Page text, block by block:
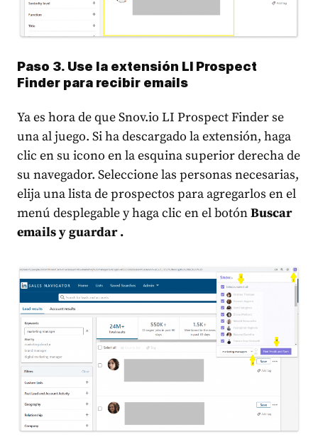
Paso 3. Use la extensión LI Prospect
Finder para recibir emails
Ya es hora de que Snov.io LI Prospect Finder se
una al juego. Si ha descargado la extensión, haga
clic en su icono en la esquina superior derecha de
su navegador. Seleccione las personas necesarias,
elija una lista de prospectos para agregarlos en el
menú desplegable y haga clic en el botónBuscar
emails y guardar .